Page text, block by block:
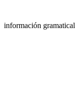
información gramatical